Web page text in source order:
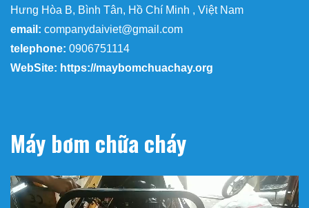
Hưng Hòa B, Bình Tân, Hồ Chí Minh , Việt Nam
email: companydaiviet@gmail.com
telephone: 0906751114
WebSite: https://maybomchuachay.org
Máy bơm chữa cháy
Trình
chơi